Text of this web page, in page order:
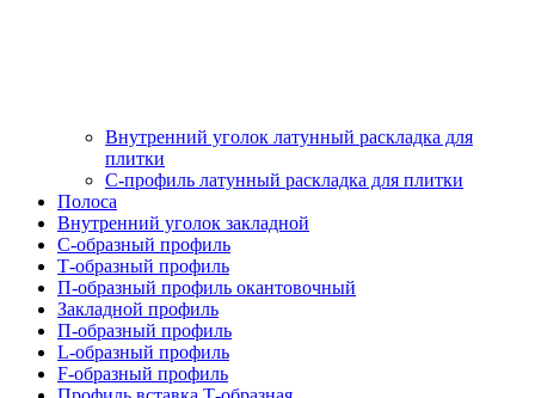
Внутренний уголок латунный раскладка для
плитки
С-профиль латунный раскладка для плитки
Полоса
Внутренний уголок закладной
С-образный профиль
Т-образный профиль
П-образный профиль окантовочный
Закладной профиль
П-образный профиль
L-образный профиль
F-образный профиль